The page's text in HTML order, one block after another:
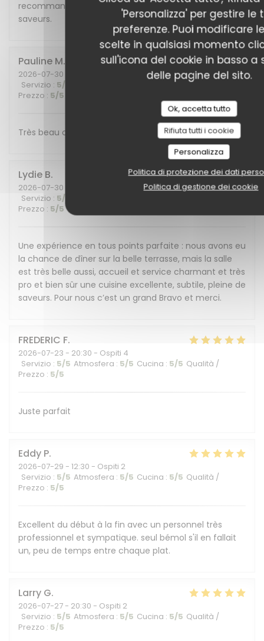
'Personalizza' per gestire le
preferenze. Puoi modificare
scelte in qualsiasi momento
sull'icona del cookie in basso a
delle pagine del sito.
Ok, accetta tutto
Rifiuta tutti i cookie
Personalizza
Politica di protezione dei dati
Politica di gestione dei cookie
recommandons cet endroit plein de charme et de
saveurs.
Pauline M
2026-07-30
Servizio : 5/5 /5
Qualità /
Prezzo : 5/5
Très beau cadre et belle découverte gustative !
Lydie B
2026-07-30
Servizio : 5/5
Prezzo : 5/5
Une expérience en tous points parfaite : nous avons eu
la chance de dîner sur la belle terrasse, mais la salle
est très belle aussi, accueil et service charmant et très
pro et bien sûr une cuisine excellente, subtile, pleine de
saveurs. Pour nous c’est un grand Bravo et merci.
FREDERIC F
2026-07-23 - 20:30 - Ospiti 4
Servizio : 5/5 Atmosfera : 5/5 Cucina : 5/5 Qualità /
Prezzo : 5/5
Juste parfait
Eddy P
2026-07-29 - 12:30 - Ospiti 2
Servizio : 5/5 Atmosfera : 5/5 Cucina : 5/5 Qualità /
Prezzo : 5/5
Excellent du début à la fin avec un personnel très
professionnel et sympatique. seul bémol s'il en fallait
un, peu de temps entre chaque plat.
Larry G
2026-07-27 - 20:30 - Ospiti 2
Servizio : 5/5 Atmosfera : 5/5 Cucina : 5/5 Qualità /
Prezzo : 5/5